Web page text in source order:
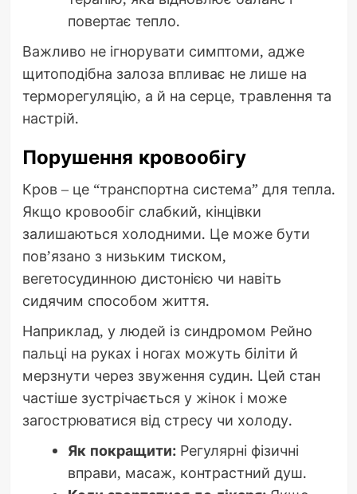
повертає тепло.
Важливо не ігнорувати симптоми, адже
щитоподібна залоза впливає не лише на
терморегуляцію, а й на серце, травлення та
настрій.
Порушення кровообігу
Кров – це “транспортна система” для тепла.
Якщо кровообіг слабкий, кінцівки
залишаються холодними. Це може бути
пов’язано з низьким тиском,
вегетосудинною дистонією чи навіть
сидячим способом життя.
Наприклад, у людей із синдромом Рейно
пальці на руках і ногах можуть біліти й
мерзнути через звуження судин. Цей стан
частіше зустрічається у жінок і може
загострюватися від стресу чи холоду.
Як покращити:Регулярні фізичні
вправи, масаж, контрастний душ.